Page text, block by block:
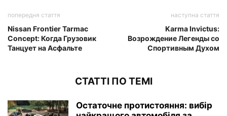
попередня стаття
Nissan Frontier Tarmac
Concept: Когда Грузовик
Танцует на Асфальте
наступна стаття
Karma Invictus:
Возрождение Легенды со
Спортивным Духом
СТАТТІ ПО ТЕМІ
Остаточне протистояння: вибір